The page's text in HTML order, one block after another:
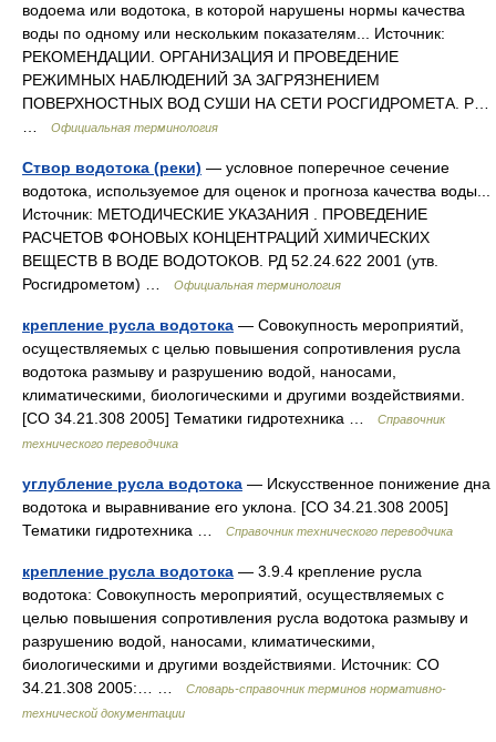
водоема или водотока, в которой нарушены нормы качества
воды по одному или нескольким показателям... Источник:
РЕКОМЕНДАЦИИ. ОРГАНИЗАЦИЯ И ПРОВЕДЕНИЕ
РЕЖИМНЫХ НАБЛЮДЕНИЙ ЗА ЗАГРЯЗНЕНИЕМ
ПОВЕРХНОСТНЫХ ВОД СУШИ НА СЕТИ РОСГИДРОМЕТА. Р…
Официальная терминология
Створ водотока (реки) — условное поперечное сечение
водотока, используемое для оценок и прогноза качества воды...
Источник: МЕТОДИЧЕСКИЕ УКАЗАНИЯ . ПРОВЕДЕНИЕ
РАСЧЕТОВ ФОНОВЫХ КОНЦЕНТРАЦИЙ ХИМИЧЕСКИХ
ВЕЩЕСТВ В ВОДЕ ВОДОТОКОВ. РД 52.24.622 2001 (утв.
Росгидрометом) …
Официальная терминология
крепление русла водотока — Совокупность мероприятий,
осуществляемых с целью повышения сопротивления русла
водотока размыву и разрушению водой, наносами,
климатическими, биологическими и другими воздействиями.
[СО 34.21.308 2005] Тематики гидротехника …
Справочник
технического переводчика
углубление русла водотока — Искусственное понижение дна
водотока и выравнивание его уклона. [СО 34.21.308 2005]
Тематики гидротехника …
Справочник технического переводчика
крепление русла водотока — 3.9.4 крепление русла
водотока: Совокупность мероприятий, осуществляемых с
целью повышения сопротивления русла водотока размыву и
разрушению водой, наносами, климатическими,
биологическими и другими воздействиями. Источник: СО
34.21.308 2005:… …
Словарь-справочник терминов нормативно-
технической документации